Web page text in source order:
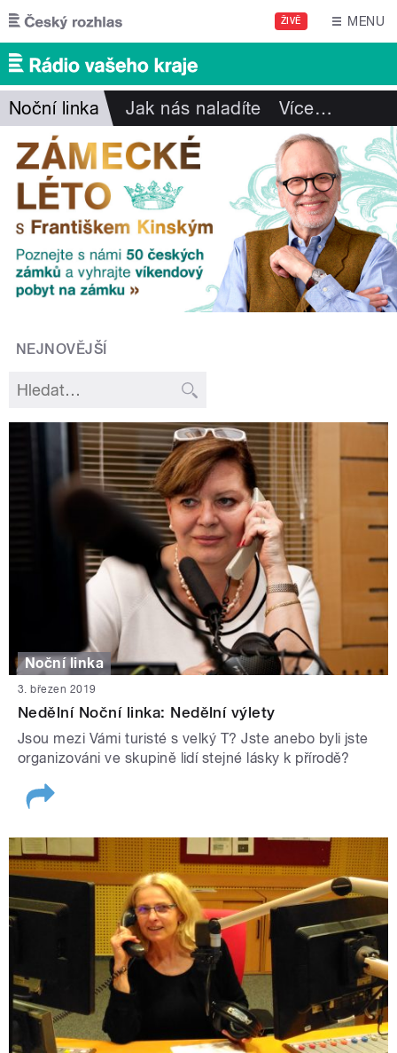
Přejít k hlavnímu obsahu
ŽIVĚ MENU
Noční linka Jak nás naladíte Více…
NEJNOVĚJŠÍ
Noční linka
3. březen 2019
Nedělní Noční linka: Nedělní výlety
Jsou mezi Vámi turisté s velký T? Jste anebo byli jste
organizováni ve skupině lidí stejné lásky k přírodě?